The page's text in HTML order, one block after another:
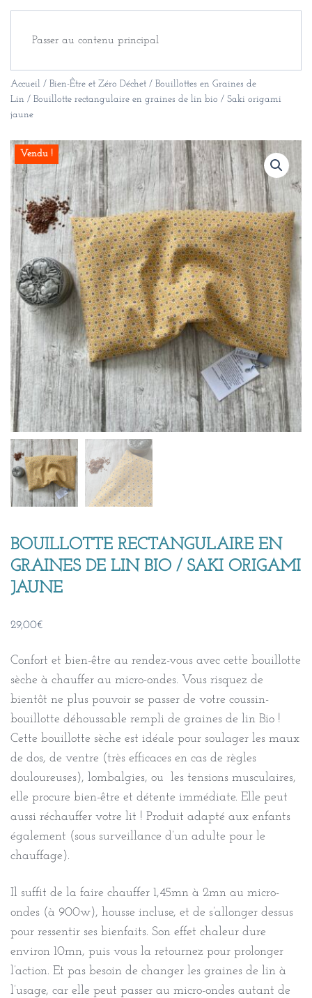
Passer au contenu principal
Accueil / Bien-Être et Zéro Déchet / Bouillottes en Graines de
Lin / Bouillotte rectangulaire en graines de lin bio / Saki origami
jaune
Vendu !
BOUILLOTTE RECTANGULAIRE EN
GRAINES DE LIN BIO / SAKI ORIGAMI
JAUNE
29,00€
Confort et bien-être au rendez-vous avec cette bouillotte
sèche à chauffer au micro-ondes. Vous risquez de
bientôt ne plus pouvoir se passer de votre coussin-
bouillotte déhoussable rempli de graines de lin Bio !
Cette bouillotte sèche est idéale pour soulager les maux
de dos, de ventre (très efficaces en cas de règles
douloureuses), lombalgies, ou les tensions musculaires,
elle procure bien-être et détente immédiate. Elle peut
aussi réchauffer votre lit ! Produit adapté aux enfants
également (sous surveillance d’un adulte pour le
chauffage).
Il suffit de la faire chauffer 1,45mn à 2mn au micro-
ondes (à 900w), housse incluse, et de s’allonger dessus
pour ressentir ses bienfaits. Son effet chaleur dure
environ 10mn, puis vous la retournez pour prolonger
l’action. Et pas besoin de changer les graines de lin à
l’usage, car elle peut passer au micro-ondes autant de